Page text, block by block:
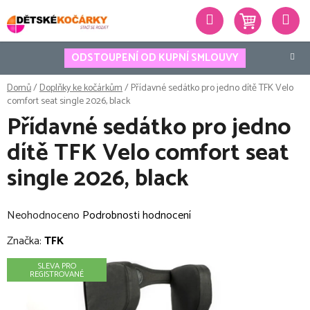
na
obsah
ODSTOUPENÍ OD KUPNÍ SMLOUVY
Hledat
Domů/Doplňky ke kočárkům/Přídavné sedátko pro jedno dítě TFK Velo
comfort seat single 2026, black
Přídavné sedátko pro jedno
dítě TFK Velo comfort seat
single 2026, black
Průměrné
hodnocení
Neohodnoceno Podrobnosti hodnocení
Značka:TFK
SLEVA PRO
REGISTROVANÉ